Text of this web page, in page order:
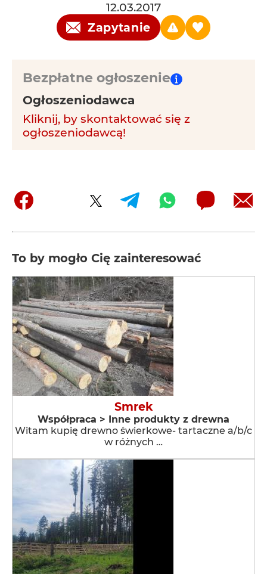
12.03.2017
Zapytanie
Bezpłatne ogłoszenie
Ogłoszeniodawca
Kliknij, by skontaktować się z
ogłoszeniodawcą!
To by mogło Cię zainteresować
Smrek
Współpraca > Inne produkty z drewna
Witam kupię drewno świerkowe- tartaczne a/b/c
w różnych …